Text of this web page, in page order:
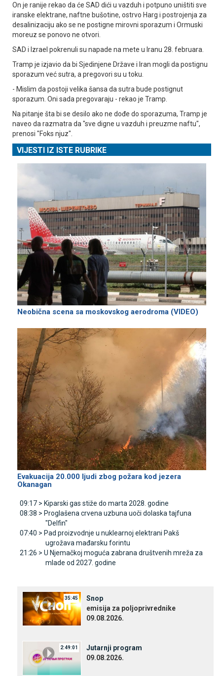
On je ranije rekao da će SAD dići u vazduh i potpuno uništiti sve
iranske elektrane, naftne bušotine, ostrvo Harg i postrojenja za
desalinizaciju ako se ne postigne mirovni sporazum i Ormuski
moreuz se ponovo ne otvori.
SAD i Izrael pokrenuli su napade na mete u Iranu 28. februara.
Tramp je izjavio da bi Sjedinjene Države i Iran mogli da postignu
sporazum već sutra, a pregovori su u toku.
- Mislim da postoji velika šansa da sutra bude postignut
sporazum. Oni sada pregovaraju - rekao je Tramp.
Na pitanje šta bi se desilo ako ne dođe do sporazuma, Tramp je
naveo da razmatra da "sve digne u vazduh i preuzme naftu",
prenosi "Foks njuz".
VIJESTI IZ ISTE RUBRIKE
Neobična scena sa moskovskog aerodroma (VIDEO)
Evakuacija 20.000 ljudi zbog požara kod jezera
Okanagan
09:17 > Kiparski gas stiže do marta 2028. godine
08:38 > Proglašena crvena uzbuna uoči dolaska tajfuna
"Delfin"
07:40 > Pad proizvodnje u nuklearnoj elektrani Pakš
ugrožava mađarsku forintu
21:26 > U Njemačkoj moguća zabrana društvenih mreža za
mlade od 2027. godine
35:45
Snop
emisija za poljoprivrednike
09.08.2026.
2:49:01
Јutarnji program
09.08.2026.